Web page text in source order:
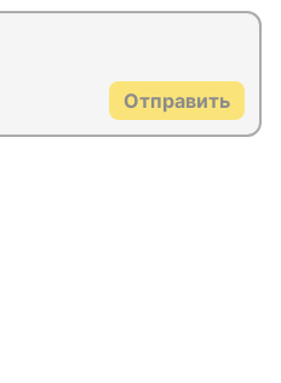
Отправить